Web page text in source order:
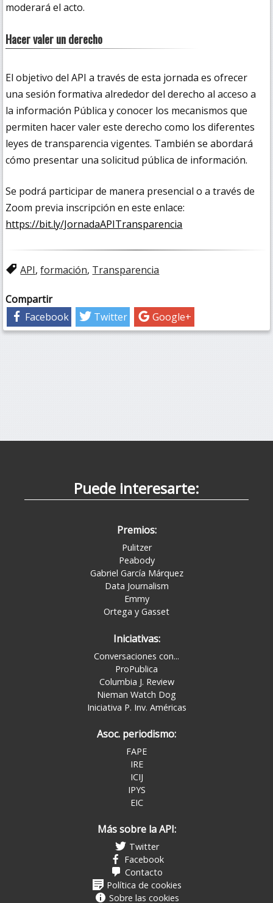
moderará el acto.
Hacer valer un derecho
El objetivo del API a través de esta jornada es ofrecer
una sesión formativa alrededor del derecho al acceso a
la información Pública y conocer los mecanismos que
permiten hacer valer este derecho como los diferentes
leyes de transparencia vigentes. También se abordará
cómo presentar una solicitud pública de información.
Se podrá participar de manera presencial o a través de
Zoom previa inscripción en este enlace:
https://bit.ly/JornadaAPITransparencia
API,formación, Transparencia
Compartir
Facebook
Twitter Google+
Puede interesarte:
Premios:
Pulitzer
Peabody
Gabriel García Márquez
Data Journalism
Emmy
Ortega y Gasset
Iniciativas:
Conversaciones con...
ProPublica
Columbia J. Review
Nieman Watch Dog
Iniciativa P. Inv. Américas
Asoc. periodismo:
FAPE
IRE
ICIJ
IPYS
EIC
Más sobre la API:
Twitter
Facebook
Contacto
Política de cookies
Sobre las cookies